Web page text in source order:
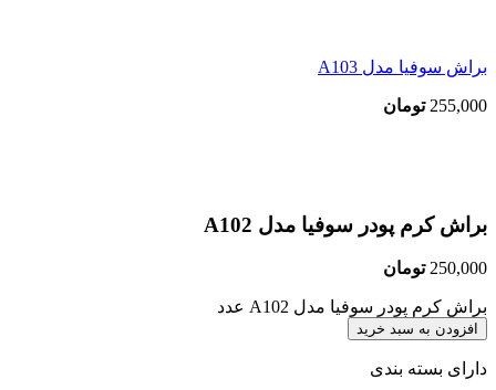
براش سوفیا مدل A103
255,000 تومان
براش کرم پودر سوفیا مدل A102
250,000 تومان
براش کرم پودر سوفیا مدل A102 عدد
افزودن به سبد خرید
دارای بسته بندی